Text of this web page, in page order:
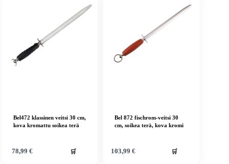
Bel472 klassinen veitsi 30 cm,
kova kromattu soikea terä
78,99 € 🛒
Bel 872 fischrom-veitsi 30
cm, soikea terä, kova kromi
103,99€ 🛒